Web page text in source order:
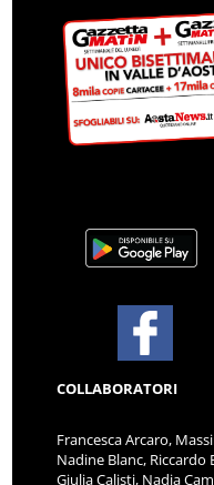
COLLABORATORI
Francesca Arcaro,
Nadine Blanc,
Giulia Calisti, Nadia